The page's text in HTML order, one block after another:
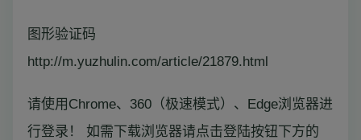
图形验证码
http://m.yuzhulin.com/article/21879.html
请使用Chrome、360（极速模式）、Edge浏览器进
行登录！ 如需下载浏览器请点击登陆按钮下方的